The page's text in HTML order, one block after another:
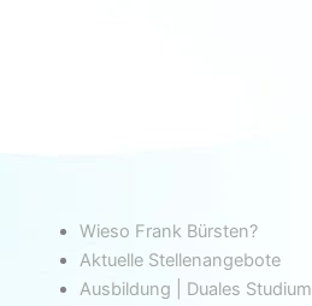
Wieso Frank Bürsten?
Aktuelle Stellenangebote
Ausbildung | Duales Studium